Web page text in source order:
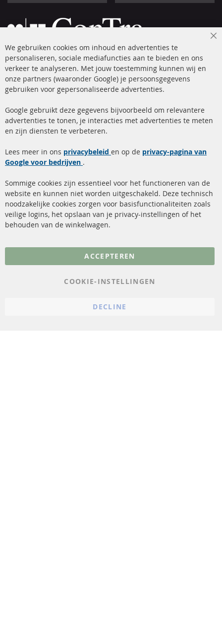
+49 (0) 4533 799 00 0
ma-do: 09-17 u, vr Fr 09-16 u
info@contra-automotive.de
facebook
instagram
Snelle links
Roetfilter reiniging
Katalysator (KAT)
sensoren
FAQ
Kundenservice
Verzendingskosten
Contact
Annuleer contract
Gegevensbescherming
We gebruiken cookies om inhoud en advertenties te
personaliseren, sociale mediafuncties aan te bieden en ons
verkeer te analyseren. Met jouw toestemming kunnen wij en
onze partners (waaronder Google) je persoonsgegevens
gebruiken voor gepersonaliseerde advertenties.
Google gebruikt deze gegevens bijvoorbeeld om relevantere
advertenties te tonen, je interacties met advertenties te meten
en zijn diensten te verbeteren.
Lees meer in ons privacybeleid en op de privacy-pagina van
Google voor bedrijven .
Sommige cookies zijn essentieel voor het functioneren van de
website en kunnen niet worden uitgeschakeld. Deze technisch
noodzakelijke cookies zorgen voor basisfunctionaliteiten zoals
veilige logins, het opslaan van je privacy-instellingen of het
behouden van de winkelwagen.
ACCEPTEREN
COOKIE-INSTELLINGEN
DECLINE